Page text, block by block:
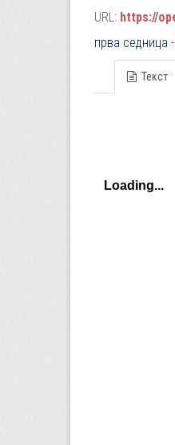
URL: https://
прва седница
Текст